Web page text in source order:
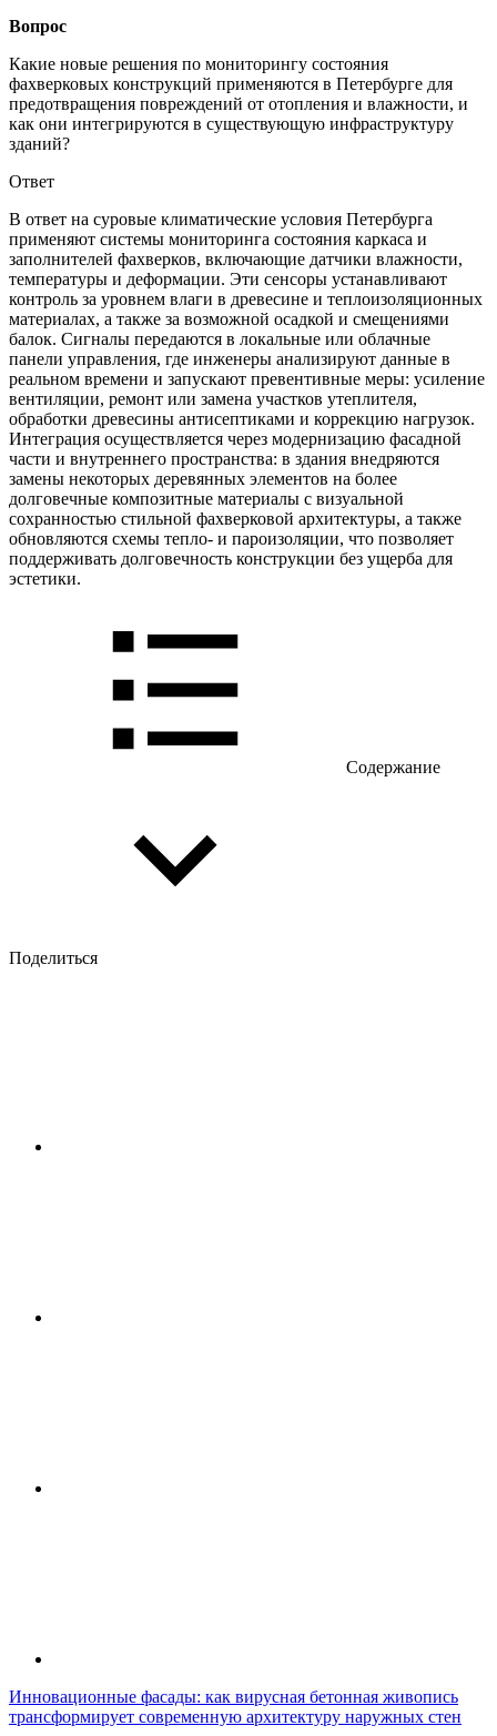
Вопрос
Какие новые решения по мониторингу состояния
фахверковых конструкций применяются в Петербурге для
предотвращения повреждений от отопления и влажности, и
как они интегрируются в существующую инфраструктуру
зданий?
Ответ
В ответ на суровые климатические условия Петербурга
применяют системы мониторинга состояния каркаса и
заполнителей фахверков, включающие датчики влажности,
температуры и деформации. Эти сенсоры устанавливают
контроль за уровнем влаги в древесине и теплоизоляционных
материалах, а также за возможной осадкой и смещениями
балок. Сигналы передаются в локальные или облачные
панели управления, где инженеры анализируют данные в
реальном времени и запускают превентивные меры: усиление
вентиляции, ремонт или замена участков утеплителя,
обработки древесины антисептиками и коррекцию нагрузок.
Интеграция осуществляется через модернизацию фасадной
части и внутреннего пространства: в здания внедряются
замены некоторых деревянных элементов на более
долговечные композитные материалы с визуальной
сохранностью стильной фахверковой архитектуры, а также
обновляются схемы тепло- и пароизоляции, что позволяет
поддерживать долговечность конструкции без ущерба для
эстетики.
Содержание
Поделиться
Инновационные фасады: как вирусная бетонная живопись
трансформирует современную архитектуру наружных стен